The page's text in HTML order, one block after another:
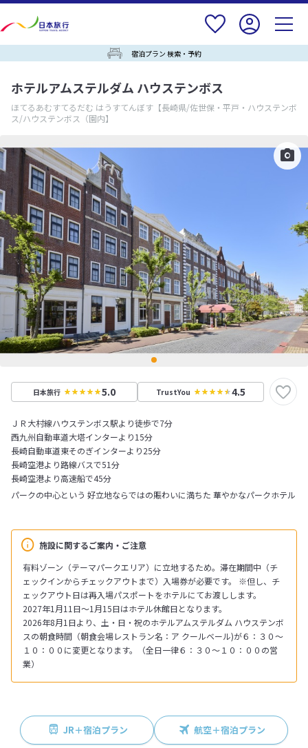
宿泊プラン 検索・予約
ホテルアムステルダム ハウステンボス
ほてるあむすてるだむ はうすてんぼす 【長崎県/佐世保・平戸・ハウステンボ
ス/ハウステンボス（園内】
日本旅行 5.0 TrustYou 4.5
ＪＲ大村線ハウステンボス駅より徒歩で7分
西九州自動車道大塔インターより15分
長崎自動車道東そのぎインターより25分
長崎空港より路線バスで51分
長崎空港より高速船で45分
施設に関するご案内・ご注意
有料ゾーン（テーマパークエリア）に立地するため。滞在期間中（チ
ェックインからチェックアウトまで）入場券が必要です。 ※但し、チ
ェックアウト日は再入場パスポートをホテルにてお渡しします。
2027年1月11日～1月15日はホテル休館日となります。
2026年8月1日より、土・日・祝のホテルアムステルダム ハウステンボ
スの朝食時間（朝食会場レストラン名：ア クールベール)が６：３０～
１０：００に変更となります。（全日一律６：３０～１０：００の営
業）
パークの中心という 好立地ならではの賑わいに満ちた 華やかなパークホテル
JR＋宿泊プラン 航空＋宿泊プラン